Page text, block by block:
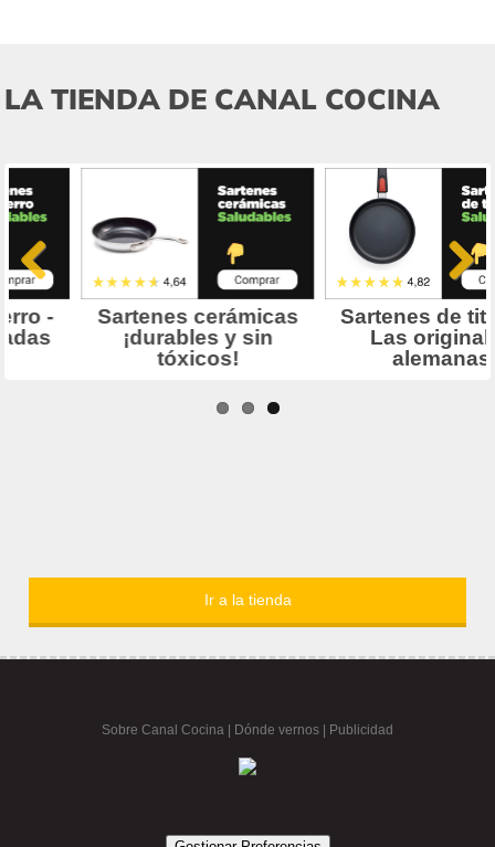
LA TIENDA DE CANAL COCINA
Ir a la tienda
Sobre Canal Cocina Dónde vernos | Publicidad